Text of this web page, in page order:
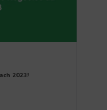
2023!